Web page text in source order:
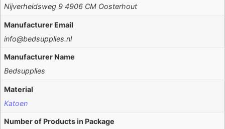
Nijverheidsweg 9 4906 CM Oosterhout
Manufacturer Email
info@bedsupplies.nl
Manufacturer Name
Bedsupplies
Material
Katoen
Number of Products in Package